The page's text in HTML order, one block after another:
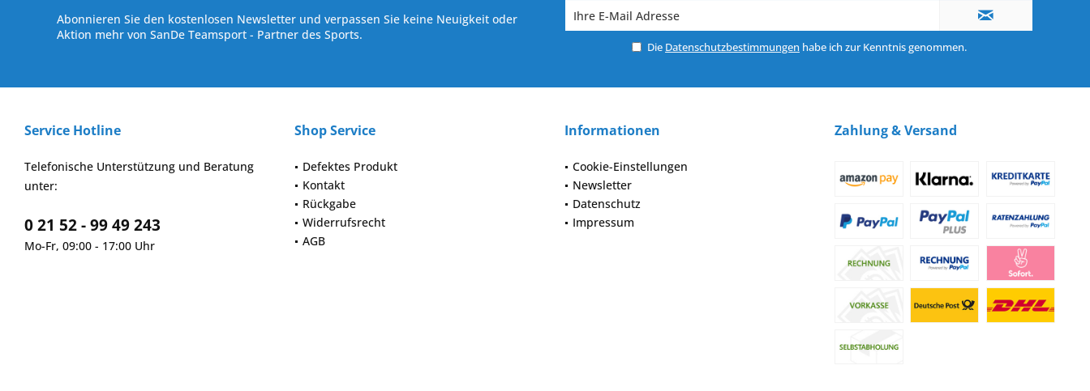
Abonnieren Sie den kostenlosen Newsletter und verpassen Sie keine Neuigkeit oder
Aktion mehr von SanDe Teamsport - Partner des Sports.
Die Datenschutzbestimmungen habe ich zur Kenntnis genommen.
Service Hotline
Telefonische Unterstützung und Beratung
unter:
0 21 52 - 99 49 243
Mo-Fr, 09:00 - 17:00 Uhr
Shop Service
Defektes Produkt
Kontakt
Rückgabe
Widerrufsrecht
AGB
Informationen
Cookie-Einstellungen
Newsletter
Datenschutz
Impressum
Zahlung & Versand